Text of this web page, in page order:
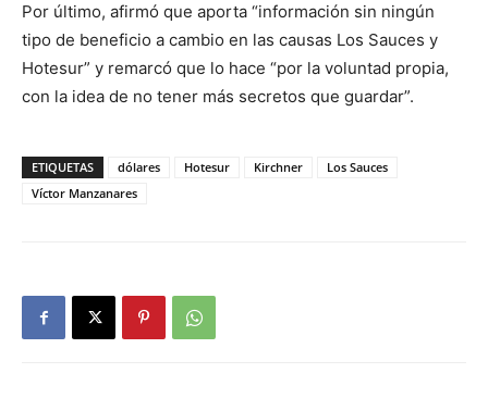
Por último, afirmó que aporta “información sin ningún
tipo de beneficio a cambio en las causas Los Sauces y
Hotesur” y remarcó que lo hace “por la voluntad propia,
con la idea de no tener más secretos que guardar”.
ETIQUETAS dólares Hotesur Kirchner
Los Sauces
Víctor Manzanares